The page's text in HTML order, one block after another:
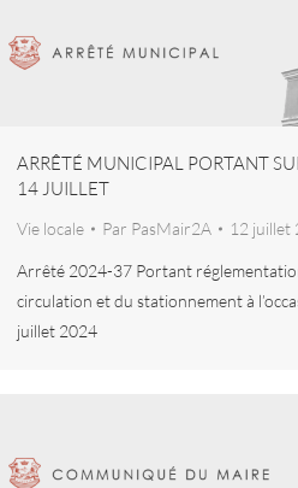
ARRÊTÉ MUNICIPAL PORTANT
14 JUILLET
Vie locale Par PasMair2A 12 juillet
Arrêté 2024-37 Portant
circulation et du stationnement à
juillet 2024